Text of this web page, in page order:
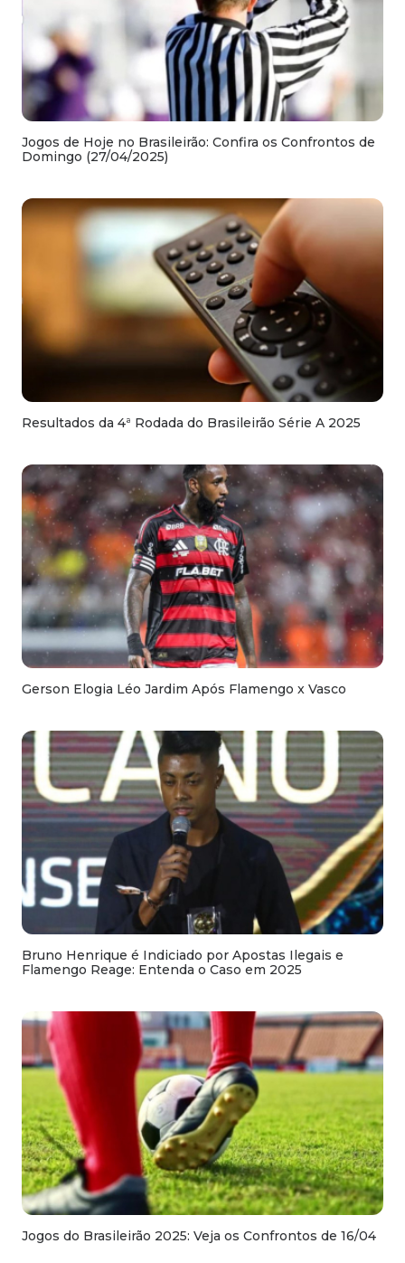
Jogos de Hoje no Brasileirão: Confira os Confrontos de
Domingo (27/04/2025)
Resultados da 4ª Rodada do Brasileirão Série A 2025
Gerson Elogia Léo Jardim Após Flamengo x Vasco
Bruno Henrique é Indiciado por Apostas Ilegais e
Flamengo Reage: Entenda o Caso em 2025
Jogos do Brasileirão 2025: Veja os Confrontos de 16/04